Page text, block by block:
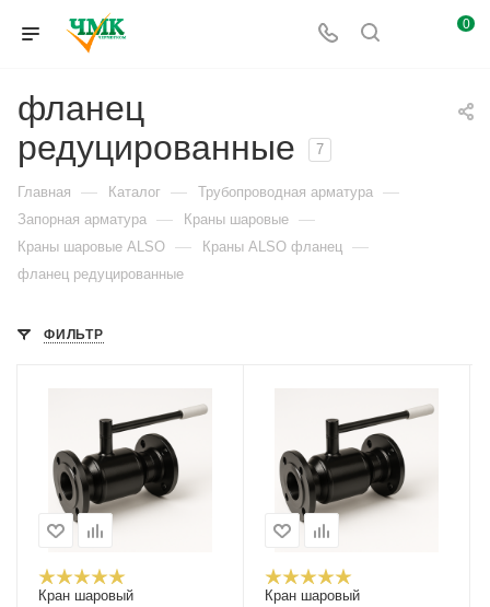
0
фланец
редуцированные
7
Главная — Каталог — Трубопроводная арматура —
Запорная арматура — Краны шаровые —
Краны шаровые ALSO — Краны ALSO фланец —
фланец редуцированные
ФИЛЬТР
Кран шаровый
Кран шаровый